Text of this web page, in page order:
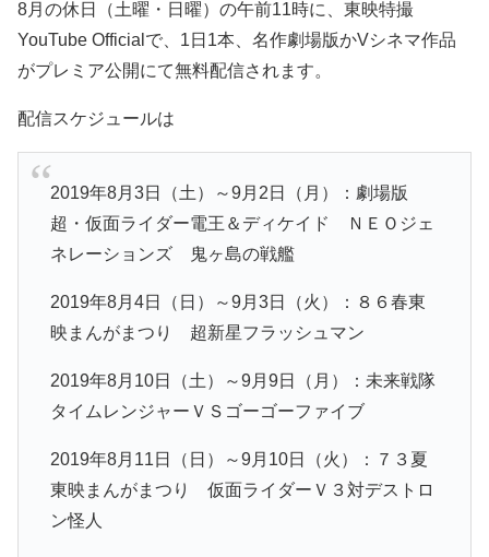
8月の休日（土曜・日曜）の午前11時に、東映特撮
YouTube Officialで、1日1本、名作劇場版かVシネマ作品
がプレミア公開にて無料配信されます。
配信スケジュールは
2019年8月3日（土）～9月2日（月）：劇場版
超・仮面ライダー電王＆ディケイド ＮＥＯジェ
ネレーションズ 鬼ヶ島の戦艦
2019年8月4日（日）～9月3日（火）：８６春東
映まんがまつり 超新星フラッシュマン
2019年8月10日（土）～9月9日（月）：未来戦隊
タイムレンジャーＶＳゴーゴーファイブ
2019年8月11日（日）～9月10日（火）：７３夏
東映まんがまつり 仮面ライダーＶ３対デストロ
ン怪人